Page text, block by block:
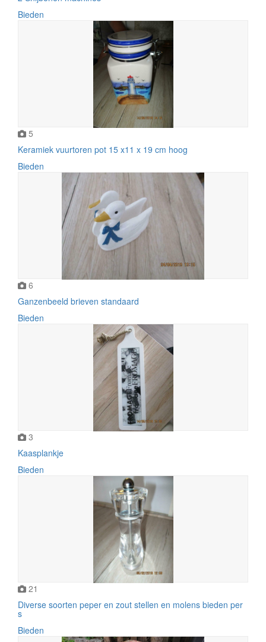
Bieden
5
Keramiek vuurtoren pot 15 x11 x 19 cm hoog
Bieden
6
Ganzenbeeld brieven standaard
Bieden
3
Kaasplankje
Bieden
21
Diverse soorten peper en zout stellen en molens bieden per
s
Bieden